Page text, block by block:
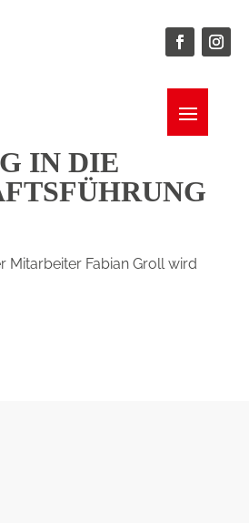
IN DIE
Mitarbeiter Fabian Groll wird